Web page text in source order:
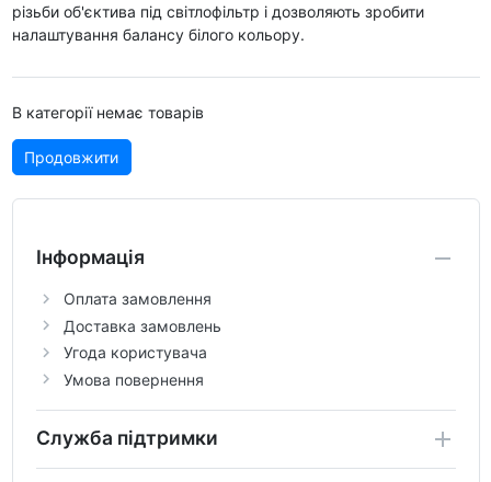
різьби об'єктива під світлофільтр і дозволяють зробити
налаштування балансу білого кольору.
В категорії немає товарів
Продовжити
Інформація
Оплата замовлення
Доставка замовлень
Угода користувача
Умова повернення
Служба підтримки